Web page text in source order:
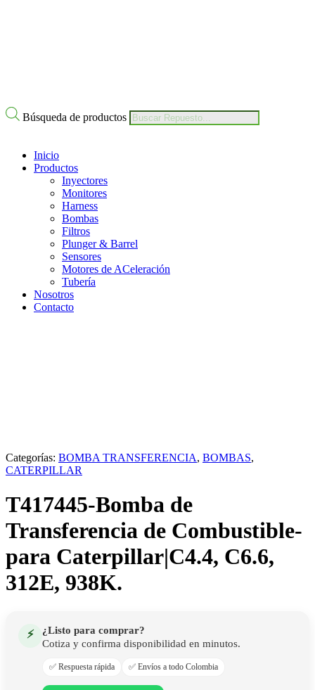
Búsqueda de productos
Inicio
Productos
Inyectores
Monitores
Harness
Bombas
Filtros
Plunger & Barrel
Sensores
Motores de ACeleración
Tubería
Nosotros
Contacto
Categorías: BOMBA TRANSFERENCIA, BOMBAS,
CATERPILLAR
T417445-Bomba de
Transferencia de Combustible-
para Caterpillar|C4.4, C6.6,
312E, 938K.
⚡
¿Listo para comprar?
Cotiza y confirma disponibilidad en minutos.
✅ Respuesta rápida ✅ Envíos a todo Colombia